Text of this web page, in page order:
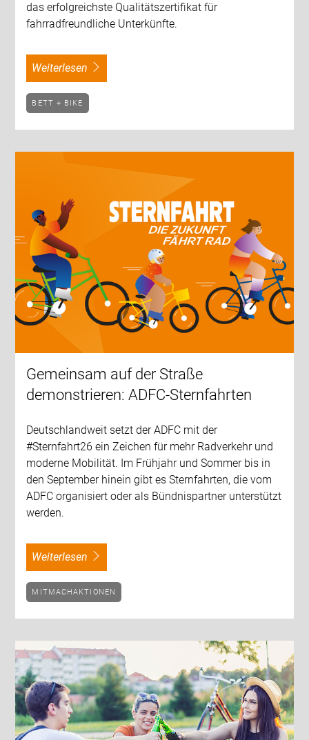
das erfolgreichste Qualitätszertifikat für
fahrradfreundliche Unterkünfte.
weiterlesen
BETT + BIKE
Gemeinsam auf der Straße
demonstrieren: ADFC-Sternfahrten
Deutschlandweit setzt der ADFC mit der
#Sternfahrt26 ein Zeichen für mehr Radverkehr und
moderne Mobilität. Im Frühjahr und Sommer bis in
den September hinein gibt es Sternfahrten, die vom
ADFC organisiert oder als Bündnispartner unterstützt
werden.
weiterlesen
MITMACHAKTIONEN